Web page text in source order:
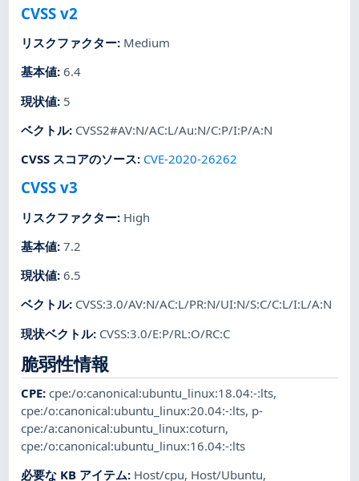
CVSS v2
リスクファクター: Medium
基本値:6.4
現状値: 5
ベクトル: CVSS2#AV:N/AC:L/Au:N/C:P/I:P/A:N
CVSS スコアのソース: CVE-2020-26262
CVSS v3
リスクファクター: High
基本値:7.2
現状値:6.5
ベクトル: CVSS:3.0/AV:N/AC:L/PR:N/UI:N/S:C/C:L/I:L/A:N
現状ベクトル: CVSS:3.0/E:P/RL:O/RC:C
脆弱性情報
CPE:cpe:/o:canonical:ubuntu_linux:18.04:-:lts,
cpe:/o:canonical:ubuntu_linux:20.04:-:lts, p-
cpe:/a:canonical:ubuntu_linux:coturn,
cpe:/o:canonical:ubuntu_linux:16.04:-:lts
必要な KB アイテム: Host/cpu, Host/Ubuntu,